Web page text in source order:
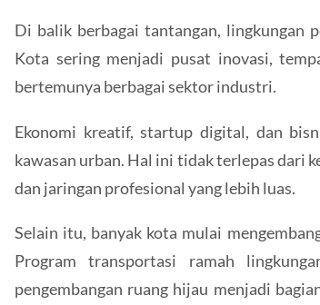
Di balik berbagai tantangan, lingkungan
Kota sering menjadi pusat inovasi,
bertemunya berbagai sektor industri.
Ekonomi kreatif, startup digital, dan
kawasan urban. Hal ini tidak terlepas dari
dan jaringan profesional yang lebih luas.
Selain itu, banyak kota mulai
Program transportasi ramah
pengembangan ruang hijau menjadi